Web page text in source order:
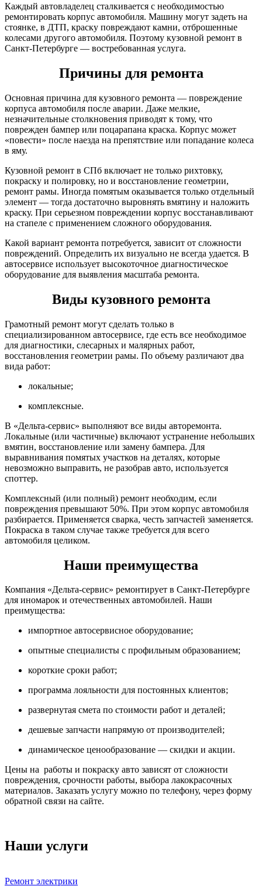
Каждый автовладелец сталкивается с необходимостью
ремонтировать корпус автомобиля. Машину могут задеть на
стоянке, в ДТП, краску повреждают камни, отброшенные
колесами другого автомобиля. Поэтому кузовной ремонт в
Санкт-Петербурге — востребованная услуга.
Причины для ремонта
Основная причина для кузовного ремонта — повреждение
корпуса автомобиля после аварии. Даже мелкие,
незначительные столкновения приводят к тому, что
поврежден бампер или поцарапана краска. Корпус может
«повести» после наезда на препятствие или попадание колеса
в яму.
Кузовной ремонт в СПб включает не только рихтовку,
покраску и полировку, но и восстановление геометрии,
ремонт рамы. Иногда помятым оказывается только отдельный
элемент — тогда достаточно выровнять вмятину и наложить
краску. При серьезном повреждении корпус восстанавливают
на стапеле с применением сложного оборудования.
Какой вариант ремонта потребуется, зависит от сложности
повреждений. Определить их визуально не всегда удается. В
автосервисе использует высокоточное диагностическое
оборудование для выявления масштаба ремонта.
Виды кузовного ремонта
Грамотный ремонт могут сделать только в
специализированном автосервисе, где есть все необходимое
для диагностики, слесарных и малярных работ,
восстановления геометрии рамы. По объему различают два
вида работ:
локальные;
комплексные.
В «Дельта-сервис» выполняют все виды авторемонта.
Локальные (или частичные) включают устранение небольших
вмятин, восстановление или замену бампера. Для
выравнивания помятых участков на деталях, которые
невозможно выправить, не разобрав авто, используется
споттер.
Комплексный (или полный) ремонт необходим, если
повреждения превышают 50%. При этом корпус автомобиля
разбирается. Применяется сварка, честь запчастей заменяется.
Покраска в таком случае также требуется для всего
автомобиля целиком.
Наши преимущества
Компания «Дельта-сервис» ремонтирует в Санкт-Петербурге
для иномарок и отечественных автомобилей. Наши
преимущества:
импортное автосервисное оборудование;
опытные специалисты с профильным образованием;
короткие сроки работ;
программа лояльности для постоянных клиентов;
развернутая смета по стоимости работ и деталей;
дешевые запчасти напрямую от производителей;
динамическое ценообразование — скидки и акции.
Цены на работы и покраску авто зависят от сложности
повреждения, срочности работы, выбора лакокрасочных
материалов. Заказать услугу можно по телефону, через форму
обратной связи на сайте.
Наши услуги
Ремонт электрики